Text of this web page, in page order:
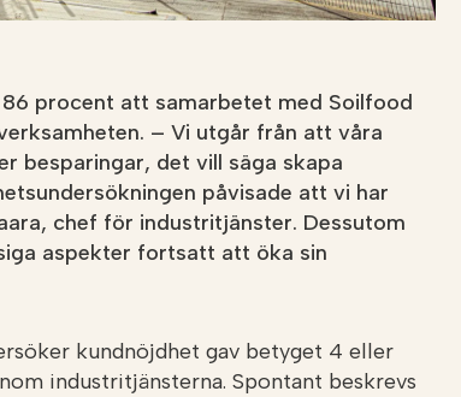
procent att samarbetet med Soilfood
– Vi utgår från att våra
besparingar, det vill säga skapa
påvisade att vi har
chef för industritjänster. Dessutom
aspekter fortsatt att öka sin
kundnöjdhet gav betyget 4 eller
industritjänsterna. Spontant beskrevs